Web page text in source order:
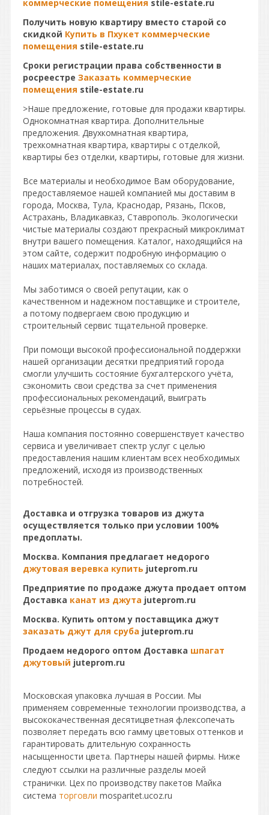
коммерческие помещения stile-estate.ru
Получить новую квартиру вместо старой со
скидкой Купить в Пхукет коммерческие
помещения stile-estate.ru
Сроки регистрации права собственности в
росреестре Заказать коммерческие
помещения stile-estate.ru
>Наше предложение, готовые для продажи квартиры.
Однокомнатная квартира. Дополнительные
предложения. Двухкомнатная квартира,
трехкомнатная квартира, квартиры с отделкой,
квартиры без отделки, квартиры, готовые для жизни.
Все материалы и необходимое Вам оборудование,
предоставляемое нашей компанией мы доставим в
города, Москва, Тула, Краснодар, Рязань, Псков,
Астрахань, Владикавказ, Ставрополь. Экологически
чистые материалы создают прекрасный микроклимат
внутри вашего помещения. Каталог, находящийся на
этом сайте, содержит подробную информацию о
наших материалах, поставляемых со склада.
Мы заботимся о своей репутации, как о
качественном и надежном поставщике и строителе,
а потому подвергаем свою продукцию и
строительный сервис тщательной проверке.
При помощи высокой профессиональной поддержки
нашей организации десятки предприятий города
смогли улучшить состояние бухгалтерского учёта,
сэкономить свои средства за счет применения
профессиональных рекомендаций, выиграть
серьёзные процессы в судах.
Наша компания постоянно совершенствует качество
сервиса и увеличивает спектр услуг с целью
предоставления нашим клиентам всех необходимых
предложений, исходя из производственных
потребностей.
Доставка и отгрузка товаров из джута
осуществляется только при условии 100%
предоплаты.
Москва. Компания предлагает недорого
джутовая веревка купить juteprom.ru
Предприятие по продаже джута продает оптом
Доставка канат из джута juteprom.ru
Москва. Купить оптом у поставщика джут
заказать джут для сруба juteprom.ru
Продаем недорого оптом Доставка шпагат
джутовый juteprom.ru
Московская упаковка лучшая в России. Мы
применяем современные технологии производства, а
высококачественная десятицветная флексопечать
позволяет передать всю гамму цветовых оттенков и
гарантировать длительную сохранность
насыщенности цвета. Партнеры нашей фирмы. Ниже
следуют ссылки на различные разделы моей
странички. Цех по производству пакетов Майка
система торговли mosparitet.ucoz.ru